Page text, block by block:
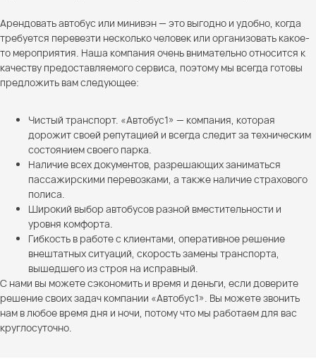
Арендовать автобус или минивэн — это выгодно и удобно, когда
требуется перевезти несколько человек или организовать какое-
то мероприятия. Наша компания очень внимательно относится к
качеству предоставляемого сервиса, поэтому мы всегда готовы
предложить вам следующее:
Чистый транспорт. «Автобус1» — компания, которая
дорожит своей репутацией и всегда следит за техническим
состоянием своего парка.
Наличие всех документов, разрешающих заниматься
пассажирскими перевозками, а также наличие страхового
полиса.
Широкий выбор автобусов разной вместительности и
уровня комфорта.
Гибкость в работе с клиентами, оперативное решение
внештатных ситуаций, скорость замены транспорта,
вышедшего из строя на исправный.
С нами вы можете сэкономить и время и деньги, если доверите
решение своих задач компании «Автобус1». Вы можете звонить
нам в любое время дня и ночи, потому что мы работаем для вас
круглосуточно.